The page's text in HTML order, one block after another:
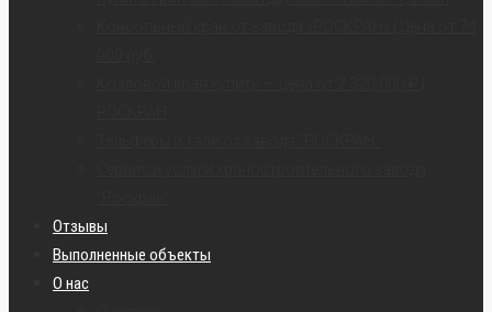
Отзывы
Выполненные объекты
О нас